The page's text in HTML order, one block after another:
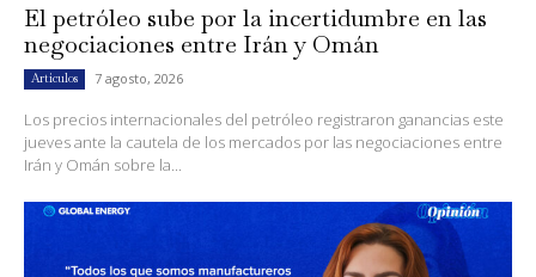
El petróleo sube por la incertidumbre en las
negociaciones entre Irán y Omán
Artículos 7 agosto, 2026
Los precios internacionales del petróleo registraron ganancias este
jueves ante la cautela de los mercados por las negociaciones entre
Irán y Omán sobre la...